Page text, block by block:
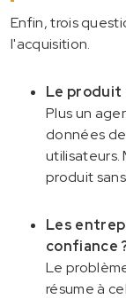
Enfin, trois
l'acquisition.
Le
Plus un
données
produit
Les
confiance
Le
résume à